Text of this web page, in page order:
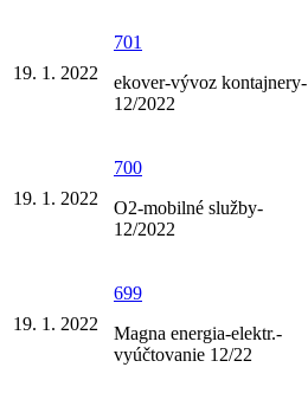
19. 1. 2022
701
ekover-vývoz kontajnery-
12/2022
19. 1. 2022
700
O2-mobilné služby-
12/2022
19. 1. 2022
699
Magna energia-elektr.-
vyúčtovanie 12/22